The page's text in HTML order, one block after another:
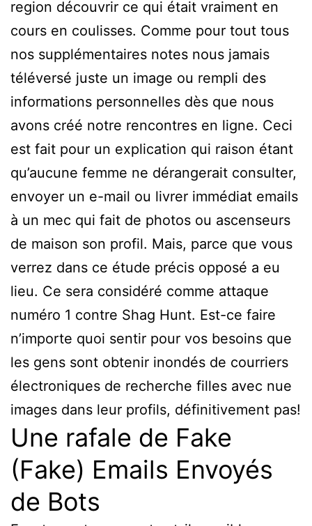
region découvrir ce qui était vraiment en
cours en coulisses. Comme pour tout tous
nos supplémentaires notes nous jamais
téléversé juste un image ou rempli des
informations personnelles dès que nous
avons créé notre rencontres en ligne. Ceci
est fait pour un explication qui raison étant
qu’aucune femme ne dérangerait consulter,
envoyer un e-mail ou livrer immédiat emails
à un mec qui fait de photos ou ascenseurs
de maison son profil. Mais, parce que vous
verrez dans ce étude précis opposé a eu
lieu. Ce sera considéré comme attaque
numéro 1 contre Shag Hunt. Est-ce faire
n’importe quoi sentir pour vos besoins que
les gens sont obtenir inondés de courriers
électroniques de recherche filles avec nue
images dans leur profils, définitivement pas!
Une rafale de Fake
(Fake) Emails Envoyés
de Bots